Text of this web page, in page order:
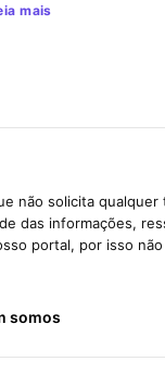
mais
não solicita
das informações,
portal, por isso
somos